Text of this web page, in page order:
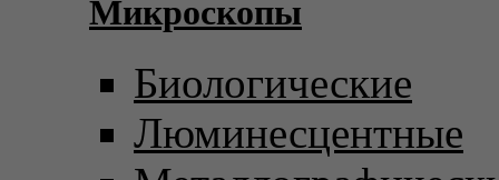
Микроскопы
Биологические
Люминесцентные